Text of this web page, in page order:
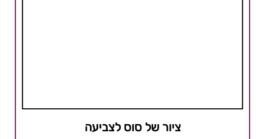
ציור של סוס לצביעה